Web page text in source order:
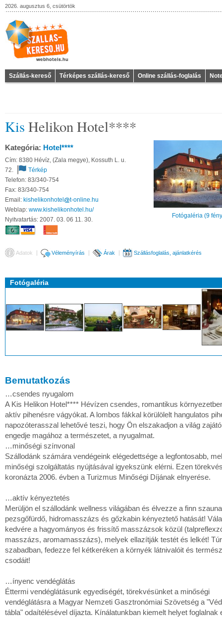
2026. augusztus 6, csütörtök
Szállás-kereső Térképes szállás-kereső Online szállás-foglalás
Kis Helikon Hotel****
Kategória: Hotel****
Cím: 8380 Hévíz, (Zala megye), Kossuth L. u.
72.
Térkép
Telefon: 83/340-754
Fax: 83/340-754
Email: kishelikonhotel t-online hu
Weblap: www.kishelikonhotel.hu/
Nyitvatartás: 2007. 03. 06 11. 30.
Fotógaléria (9
Adatok Véleményírás Árak Szállásfoglalás, ajánlatkérés
Fotógaléria
Bemutatkozás
…csendes nyugalom
A Kis Helikon Hotel**** Hévízen csendes, romantikus
aktív pihenésre vágyókat. A lombos fákkal körülölelt hangulatos
napozóterasszal lehetővé teszi, hogy Ön elszakadjon a világ
engedje magához a természetet, a nyugalmat.
…minőségi színvonal
Szállodánk számára vendégeink elégedettsége a legfontosabb,
minőségi szolgáltatás nyújtásával igyekszünk elérni. Ezen
koronázta 2006. évben a Turizmus Minőségi Díjának elnyerése.
…aktív kényeztetés
Merüljön el szállodánk wellness világában és élvezze a finn
pezsgőfürdő, hidromasszázs és gőzkabin kényeztető hatását!
kedvére a hagyományos és frissítő masszázsok közül
masszázs, aromamasszázs), melyek ellazítják testét és lelkét!
szabadban, fedezze fel kétkeréken a környék látnivalóit és
csodáit!
…ínyenc vendéglátás
Éttermi vendéglátásunk egyediségét, törekvésünket a minőségi
vendéglátásra a Magyar Nemzeti Gasztronómiai Szövetség a
tábla" odaítélésével díjazta. Kínálatunkban kiemelt helyet foglalnak